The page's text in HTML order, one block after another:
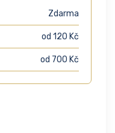
Zdarma
od 120 Kč
od 700 Kč